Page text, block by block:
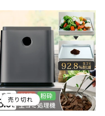
売り切れ